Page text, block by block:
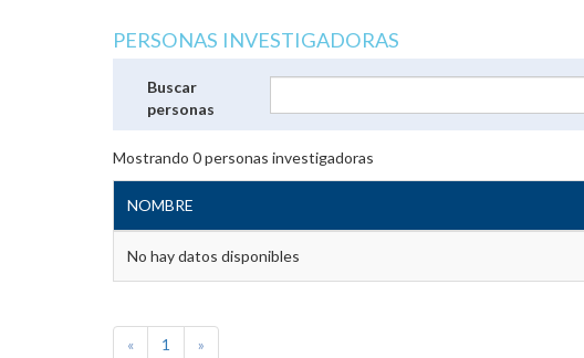
PERSONAS INVESTIGADORAS
Buscar
personas
Mostrando 0personas investigadoras
NOMBRE
No hay datos disponibles
« 1 »